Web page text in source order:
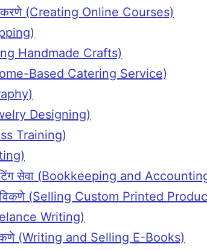
करणे (Creating Online Courses)
Handmade Crafts)
Based Catering Service)
Designing)
Training)
सेवा (Bookkeeping and
विकणे (Selling Custom Printed
Writing)
(Writing and Selling E-Books)